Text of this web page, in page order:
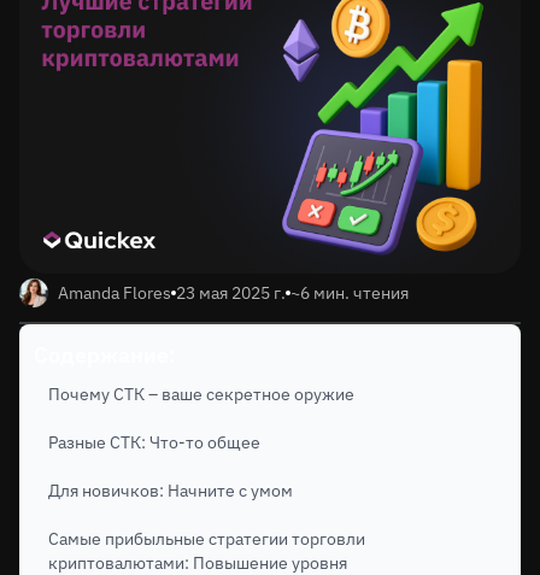
Amanda Flores 23 мая 2025 г. ~6 мин. чтения
Почему СТК – ваше секретное оружие
Разные СТК: Что-то общее
Для новичков: Начните с умом
Самые прибыльные стратегии торговли
криптовалютами: Повышение уровня